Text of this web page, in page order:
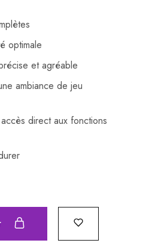
optimale
et agréable
ambiance de jeu
direct aux fonctions